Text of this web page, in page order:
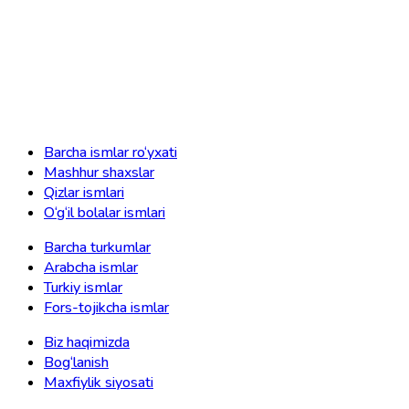
Barcha ismlar ro‘yxati
Mashhur shaxslar
Qizlar ismlari
O‘g‘il bolalar ismlari
Barcha turkumlar
Arabcha ismlar
Turkiy ismlar
Fors-tojikcha ismlar
Biz haqimizda
Bog‘lanish
Maxfiylik siyosati